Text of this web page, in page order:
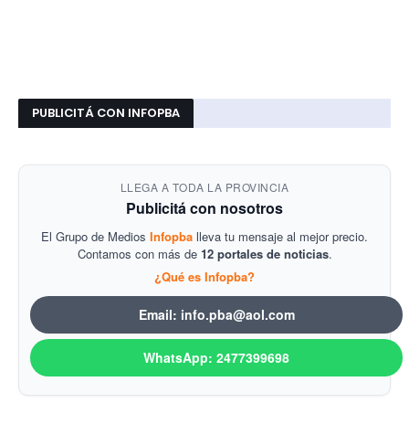
PUBLICITÁ CON INFOPBA
LLEGA A TODA LA PROVINCIA
Publicitá con nosotros
El Grupo de Medios Infopba lleva tu mensaje al mejor precio.
Contamos con más de 12 portales de noticias.
¿Qué es Infopba?
Email: info.pba@aol.com
WhatsApp: 2477399698